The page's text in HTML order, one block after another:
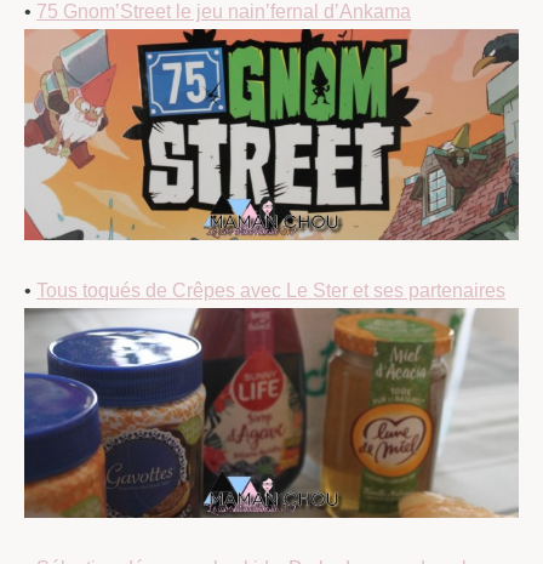
• 75 Gnom’Street le jeu nain’fernal d’Ankama
• Tous toqués de Crêpes avec Le Ster et ses partenaires